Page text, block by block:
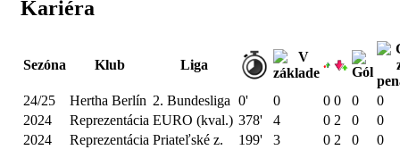
Kariéra
Sezóna Klub Liga
24/25 Hertha Berlín 2. Bundesliga 0' 0 0 0 0
0
2024
Reprezentácia EURO (kval.) 378' 4 0 2 0
0
2024
Reprezentácia Priateľské z. 199' 3 0 2 0 0